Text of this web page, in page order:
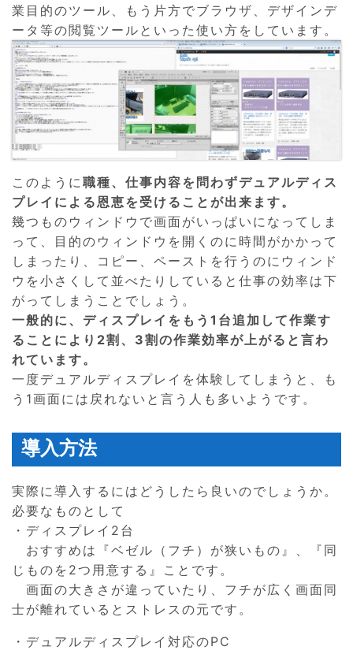
業目的のツール、もう片方でブラウザ、デザインデ
ータ等の閲覧ツールといった使い方をしています。
このように職種、仕事内容を問わずデュアルディス
プレイによる恩恵を受けることが出来ます。
幾つものウィンドウで画面がいっぱいになってしま
って、目的のウィンドウを開くのに時間がかかって
しまったり、コピー、ペーストを行うのにウィンド
ウを小さくして並べたりしていると仕事の効率は下
がってしまうことでしょう。
一般的に、ディスプレイをもう1台追加して作業す
ることにより2割、3割の作業効率が上がると言わ
れています。
一度デュアルディスプレイを体験してしまうと、も
う1画面には戻れないと言う人も多いようです。
導入方法
実際に導入するにはどうしたら良いのでしょうか。
必要なものとして
・ディスプレイ2台
おすすめは『ベゼル（フチ）が狭いもの』、『同
じものを2つ用意する』ことです。
画面の大きさが違っていたり、フチが広く画面同
士が離れているとストレスの元です。
・デュアルディスプレイ対応のPC